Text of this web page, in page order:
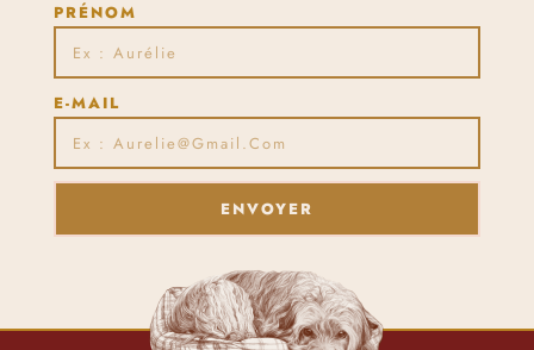
PRÉNOM
E-MAIL
ENVOYER